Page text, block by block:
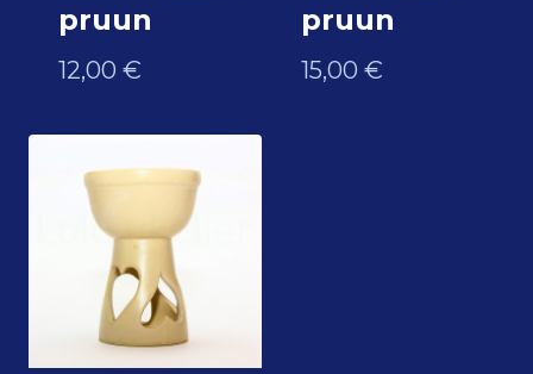
pruun
12,00 €
pruun
15,00 €